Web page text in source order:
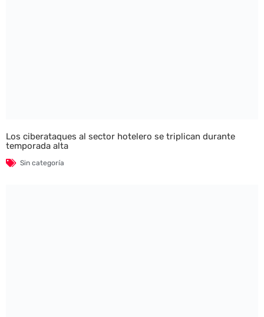
Los ciberataques al sector hotelero se triplican durante
temporada alta
Sin categoría